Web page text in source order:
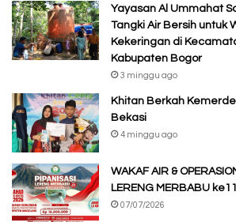
Yayasan Al Ummahat
Tangki Air Bersih untuk
Kekeringan di
Kabupaten Bogor
3 minggu ago
Khitan Berkah
Bekasi
4 minggu ago
WAKAF AIR &
LERENG MERBABU ke11
07/07/2026